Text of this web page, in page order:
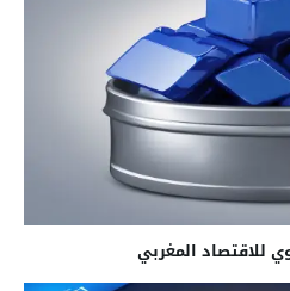
للاقتصاد المغربي